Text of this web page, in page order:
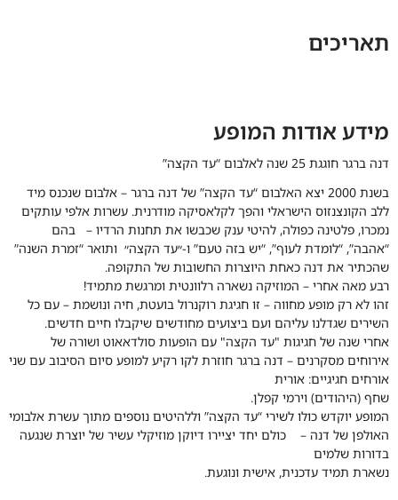
תאריכים
מידע אודות המופע
דנה ברגר חוגגת 25 שנה לאלבום “עד הקצה”
בשנת 2000 יצא האלבום “עד הקצה” של דנה ברגר – אלבום שנכנס מיד
ללב הקונצנזוס הישראלי והפך לקלאסיקה מודרנית. עשרות אלפי עותקים
נמכרו, פלטינה כפולה, להיטי ענק שכבשו את תחנות הרדיו – בהם
“אהבה”, “לומדת לעוף”, “יש בזה טעם” ו-״עד הקצה״ ותואר “זמרת השנה”
שהכתיר את דנה כאחת היוצרות החשובות של התקופה.
רבע מאה אחרי – המוזיקה נשארה רלוונטית ומרגשת מתמיד!
זהו לא רק מופע מחווה – זו חגיגת רוקנרול בועטת, חיה ונושמת – עם כל
השירים שגדלנו עליהם ועם ביצועים מחודשים שיקבלו חיים חדשים.
אחרי שנה של חגיגות "עד הקצה" עם הופעות סולדאאוט ושורה של
אירוחים מסקרנים – דנה ברגר חוזרת לקו רקיע למופע סיום הסיבוב עם שני
אורחים חגיגיים: אורית
שחף (היהודים) וירמי קפלן.
המופע יוקדש כולו לשירי “עד הקצה” וללהיטים נוספים מתוך עשרת אלבומי
האולפן של דנה – כולם יחד יציירו דיוקן מוזיקלי עשיר של יוצרת שנגעה
בדורות שלמים
נשארת תמיד עדכנית, אישית ונוגעת.